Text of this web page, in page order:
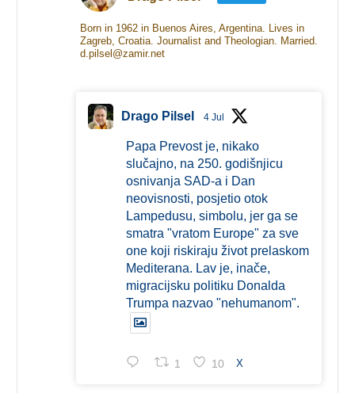
Born in 1962 in Buenos Aires, Argentina. Lives in
Zagreb, Croatia. Journalist and Theologian. Married.
d.pilsel@zamir.net
Drago Pilsel 4 Jul
Papa Prevost je, nikako
slučajno, na 250. godišnjicu
osnivanja SAD-a i Dan
neovisnosti, posjetio otok
Lampedusu, simbolu, jer ga se
smatra "vratom Europe" za sve
one koji riskiraju život prelaskom
Mediterana. Lav je, inače,
migracijsku politiku Donalda
Trumpa nazvao "nehumanom".
1 10 X